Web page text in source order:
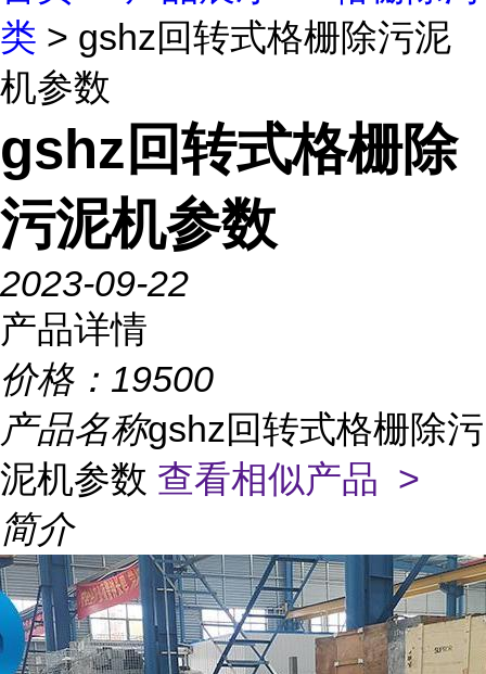
类 > gshz回转式格栅除污泥
机参数
gshz回转式格栅除
污泥机参数
2023-09-22
产品详情
价格： 19500
产品名称gshz回转式格栅除污
泥机参数 查看相似产品 >
简介